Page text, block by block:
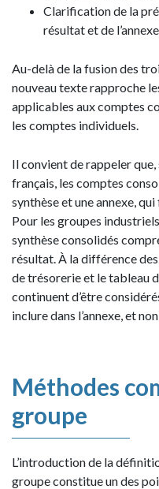
Clarification de la
résultat et de
Au-delà de la fusion des
nouveau texte rapproche
applicables aux comptes
les comptes individuels.
Il convient de rappeler
français, les comptes
synthèse et une annexe,
Pour les groupes
synthèse consolidés
résultat. À la différence
de trésorerie et le tableau
continuent d’être
inclure dans l’annexe, et
Méthodes
groupe
L’introduction de la
groupe constitue un des